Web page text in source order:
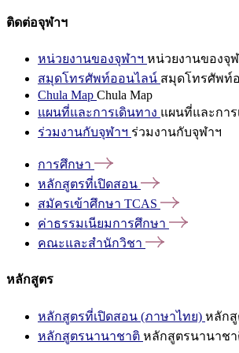
ติดต่อจุฬาฯ
หน่วยงานของจุฬาฯ หน่วยงานของจุ
สมุดโทรศัพท์ออนไลน์ สมุดโทรศัพท์
Chula Map Chula Map
แผนที่และการเดินทาง แผนที่และการ
ร่วมงานกับจุฬาฯ ร่วมงานกับจุฬาฯ
การศึกษา
หลักสูตรที่เปิดสอน
สมัครเข้าศึกษา TCAS
ค่าธรรมเนียมการศึกษา
คณะและสำนักวิชา
หลักสูตร
หลักสูตรที่เปิดสอน (ภาษาไทย) หลักสู
หลักสูตรนานาชาติ หลักสูตรนานาช